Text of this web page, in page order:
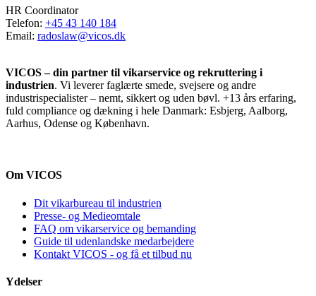
HR Coordinator
Telefon: +45 43 140 184
Email: radoslaw@vicos.dk
VICOS – din partner til vikarservice og rekruttering i
industrien. Vi leverer faglærte smede, svejsere og andre
industrispecialister – nemt, sikkert og uden bøvl. +13 års erfaring,
fuld compliance og dækning i hele Danmark: Esbjerg, Aalborg,
Aarhus, Odense og København.
Om VICOS
Dit vikarbureau til industrien
Presse- og Medieomtale
FAQ om vikarservice og bemanding
Guide til udenlandske medarbejdere
Kontakt VICOS - og få et tilbud nu
Ydelser